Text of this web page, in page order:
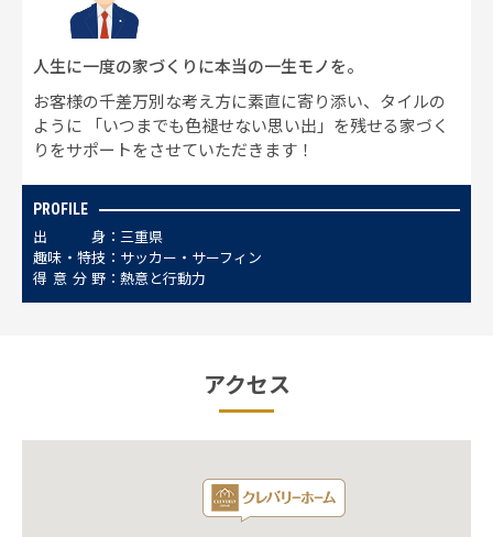
人生に一度の家づくりに本当の一生モノを。
お客様の千差万別な考え方に素直に寄り添い、タイルの
ように 「いつまでも色褪せない思い出」を残せる家づく
りをサポートをさせていただきます！
PROFILE
出 身
三重県
趣味 ・ 特技
サッカー・サーフィン
得 意 分 野 熱意と行動力
アクセス